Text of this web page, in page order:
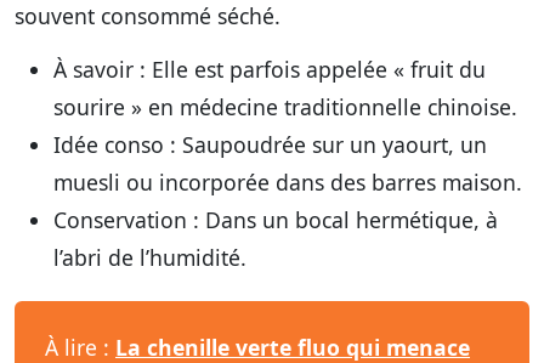
souvent consommé séché.
À savoir : Elle est parfois appelée « fruit du
sourire » en médecine traditionnelle chinoise.
Idée conso : Saupoudrée sur un yaourt, un
muesli ou incorporée dans des barres maison.
Conservation : Dans un bocal hermétique, à
l’abri de l’humidité.
À lire : La chenille verte fluo qui menace